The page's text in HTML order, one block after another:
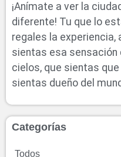
¡Anímate a ver la
diferente! Tu que lo
regales la experiencia,
sientas esa sensación
cielos, que sientas
sientas dueño del
Categorías
Todos